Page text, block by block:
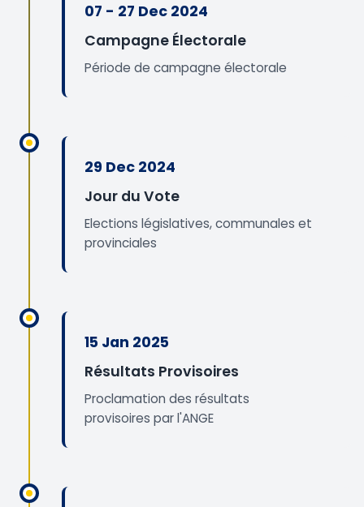
07 - 27 Dec 2024
Campagne Électorale
Période de campagne électorale
29 Dec 2024
Jour du Vote
Elections législatives, communales et
provinciales
15 Jan 2025
Résultats Provisoires
Proclamation des résultats
provisoires par l'ANGE